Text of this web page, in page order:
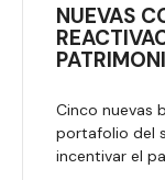
NUEVAS
Cinco nuevas
portafolio del
incentivar el